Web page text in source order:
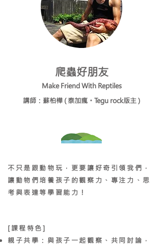
爬蟲好朋友
Make Friend With Reptiles
講師：蘇柏樺 (泰加瘋。Tegu rock版主)
不只是跟動物玩，更要讓好奇引領我們，
讓動物們培養孩子的觀察力、專注力、思
考與表達等學習能力！
[課程特色]
親子共學：與孩子一起觀察、共同討論，